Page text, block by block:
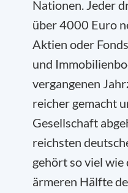
Nationen. Jeder
über 4000 Euro
Aktien oder
und
vergangenen
reicher gemacht
Gesellschaft
reichsten
gehört so viel
ärmeren Hälfte